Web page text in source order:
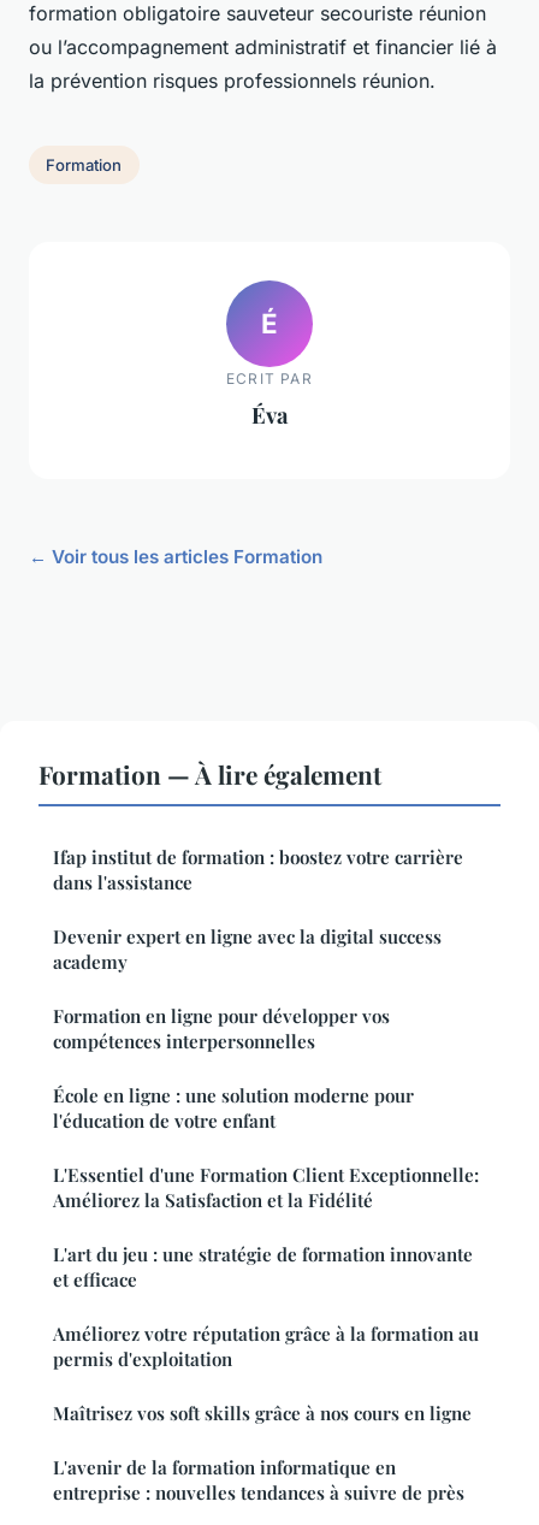
formation obligatoire sauveteur secouriste réunion
ou l’accompagnement administratif et financier lié à
la prévention risques professionnels réunion.
Formation
É
ECRIT PAR
Éva
← Voir tous les articles Formation
Formation — À lire également
Ifap institut de formation : boostez votre carrière
dans l'assistance
Devenir expert en ligne avec la digital success
academy
Formation en ligne pour développer vos
compétences interpersonnelles
École en ligne : une solution moderne pour
l'éducation de votre enfant
L'Essentiel d'une Formation Client Exceptionnelle:
Améliorez la Satisfaction et la Fidélité
L'art du jeu : une stratégie de formation innovante
et efficace
Améliorez votre réputation grâce à la formation au
permis d'exploitation
Maîtrisez vos soft skills grâce à nos cours en ligne
L'avenir de la formation informatique en
entreprise : nouvelles tendances à suivre de près